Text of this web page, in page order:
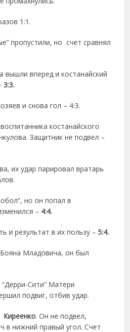
1:1.
пропустили, но счет сравнял
вышли вперед и костанайский
3:3.
и снова гол – 4:3.
костанайского
Защитник не подвел –
их удар парировал вратарь
но он попал в
– 4:4.
и результат в их пользу –5:4.
Младовича, он был
Сити” Матери
подвиг, отбив удар.
Киреенко. Он не подвел,
в нижний правый угол. Счет